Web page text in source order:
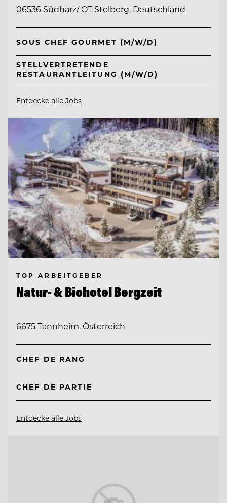
06536 Südharz/ OT Stolberg, Deutschland
SOUS CHEF GOURMET (M/W/D)
STELLVERTRETENDE
RESTAURANTLEITUNG (M/W/D)
Entdecke alle Jobs
TOP ARBEITGEBER
Natur- & Biohotel Bergzeit
6675 Tannheim, Österreich
CHEF DE RANG
CHEF DE PARTIE
Entdecke alle Jobs